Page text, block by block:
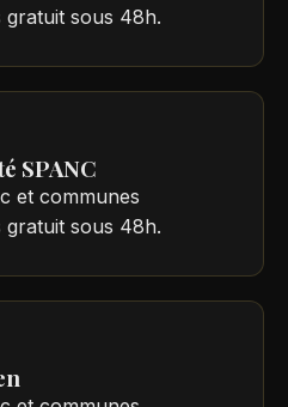
gratuit sous 48h.
SPANC
et communes
gratuit sous 48h.